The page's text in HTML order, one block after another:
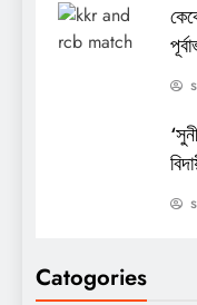
Catogories